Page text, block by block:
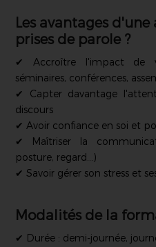
Les avantages d'une
prises de parole ?
✔ Accroître l'impact de
séminaires, conférences,
✔ Capter davantage
discours
✔ Avoir confiance en soi et
✔ Maîtriser la
posture, regard...)
✔ Savoir gérer son stress et
Modalités de la
✔ Durée : demi-journée,